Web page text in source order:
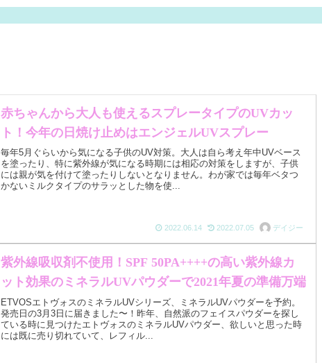
赤ちゃんから大人も使えるスプレータイプのUVカッ
ト！今年の日焼け止めはエンジェルUVスプレー
毎年5月ぐらいから気になる子供のUV対策。大人は自ら考え年中UVベース
を塗ったり、特に紫外線が気になる時期には相応の対策をしますが、子供
には親が気を付けて塗ったりしないとなりません。わが家では毎年ベタつ
かないミルクタイプのサラッとした物を使...
2022.06.14 2022.07.05 デイジー
紫外線吸収剤不使用！SPF 50PA++++の高い紫外線カ
ット効果のミネラルUVパウダーで2021年夏の準備万端
ETVOSエトヴォスのミネラルUVシリーズ、ミネラルUVパウダーを予約。
発売日の3月3日に届きました〜！昨年、自然派のフェイスパウダーを探し
ている時に見つけたエトヴォスのミネラルUVパウダー、欲しいと思った時
には既に売り切れていて、レフィル...